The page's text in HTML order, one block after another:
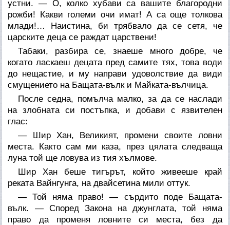
устни. — О, колко хубави са вашите благородни
рожби! Какви големи очи имат! А са още толкова
млади!… Наистина, би трябвало да се сетя, че
царските деца се раждат царствени!
Табаки, разбира се, знаеше много добре, че
когато ласкаеш децата пред самите тях, това води
до нещастие, и му направи удоволствие да види
смущението на Бащата-вълк и Майката-вълчица.
После седна, помълча малко, за да се наслади
на злобната си постъпка, и добави с язвителен
глас:
— Шир Хан, Великият, промени своите ловни
места. Както сам ми каза, през цялата следваща
луна той ще ловува из тия хълмове.
Шир Хан беше тигърът, който живееше край
реката Вайнгунга, на двайсетина мили оттук.
— Той няма право! — сърдито поде Бащата-
вълк. — Според Закона на джунглата, той няма
право да променя ловните си места, без да